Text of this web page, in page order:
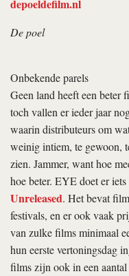
depoeldefilm.nl
De poel
Onbekende parels
Geen land heeft een beter
toch vallen er ieder jaar
waarin distributeurs om
weinig intiem, te gewoon,
zien. Jammer, want hoe
hoe beter. EYE doet er
Unreleased. Het bevat
festivals, en er ook vaak
van zulke films minimaal
hun eerste vertoningsdag
films zijn ook in een